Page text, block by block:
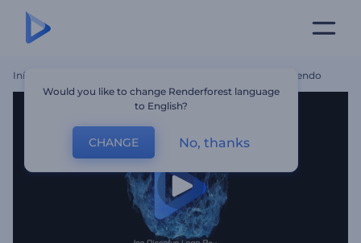
Início Apresentação De Logo Com Gelo Derretendo
Would you like to change Renderforest language
to English?
CHANGE No, thanks